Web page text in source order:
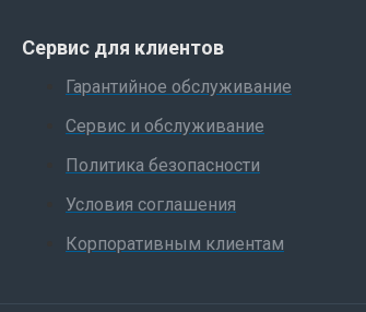
Сервис для клиентов
Гарантийное обслуживание
Сервис и обслуживание
Политика безопасности
Условия соглашения
Корпоративным клиентам